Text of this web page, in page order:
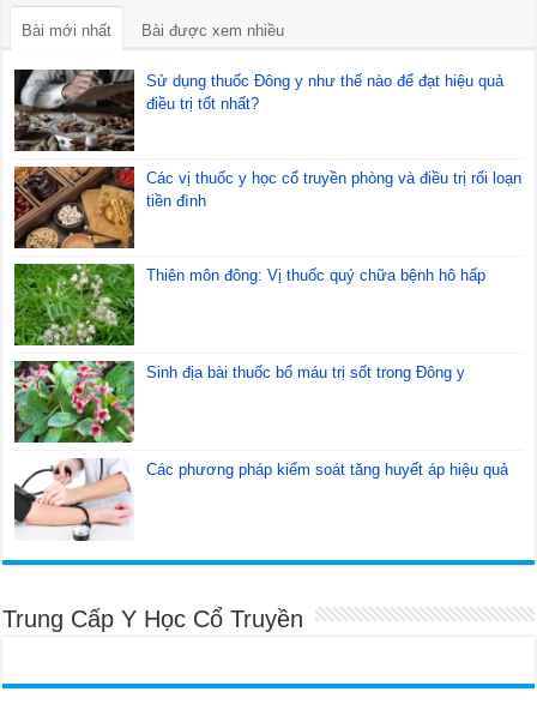
Bài mới nhất Bài được xem nhiều
Sử dụng thuốc Đông y như thế nào để đạt hiệu quả
điều trị tốt nhất?
Các vị thuốc y học cổ truyền phòng và điều trị rối loạn
tiền đình
Thiên môn đông: Vị thuốc quý chữa bệnh hô hấp
Sinh địa bài thuốc bổ máu trị sốt trong Đông y
Các phương pháp kiểm soát tăng huyết áp hiệu quả
Trung Cấp Y Học Cổ Truyền